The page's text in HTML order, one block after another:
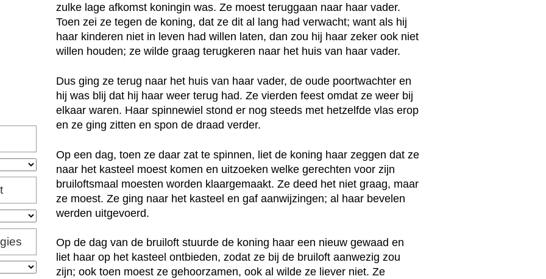
zulke lage afkomst koningin was. Ze moest teruggaan naar haar vader.
Toen zei ze tegen de koning, dat ze dit al lang had verwacht; want als hij
haar kinderen niet in leven had willen laten, dan zou hij haar zeker ook niet
willen houden; ze wilde graag terugkeren naar het huis van haar vader.
Dus ging ze terug naar het huis van haar vader, de oude poortwachter en
hij was blij dat hij haar weer terug had. Ze vierden feest omdat ze weer bij
elkaar waren. Haar spinnewiel stond er nog steeds met hetzelfde vlas erop
en ze ging zitten en spon de draad verder.
Op een dag, toen ze daar zat te spinnen, liet de koning haar zeggen dat ze
naar het kasteel moest komen en uitzoeken welke gerechten voor zijn
bruiloftsmaal moesten worden klaargemaakt. Ze deed het niet graag, maar
ze moest. Ze ging naar het kasteel en gaf aanwijzingen; al haar bevelen
werden uitgevoerd.
Op de dag van de bruiloft stuurde de koning haar een nieuw gewaad en
liet haar op het kasteel ontbieden, zodat ze bij de bruiloft aanwezig zou
zijn; ook toen moest ze gehoorzamen, ook al wilde ze liever niet. Ze